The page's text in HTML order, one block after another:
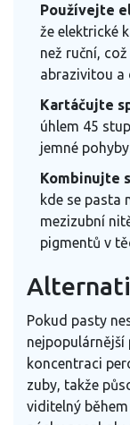
Používejte
že elektrické
než ruční,
abrazivitou a
Kartáčujte
úhlem 45
jemné
Kombinujte
kde se pasta
mezizubní
pigmentů v
Pokud pasty
nejpopulárnější
koncentraci
zuby, takže
viditelný